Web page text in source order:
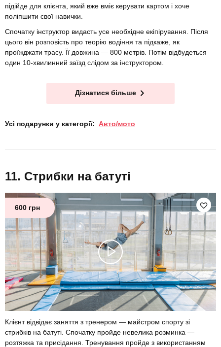
підійде для клієнта, який вже вміє керувати картом і хоче
поліпшити свої навички.
Спочатку інструктор видасть усе необхідне екіпірування. Після
цього він розповість про теорію водіння та підкаже, як
проїжджати трасу. Її довжина — 800 метрів. Потім відбудеться
один 10-хвилинний заїзд слідом за інструктором.
Дізнатися більше
Усі подарунки у категорії: Авто/мото
Стрибки на батуті
600 грн
Клієнт відвідає заняття з тренером — майстром спорту зі
стрибків на батуті. Спочатку пройде невелика розминка —
розтяжка та присідання. Тренування пройде з використанням